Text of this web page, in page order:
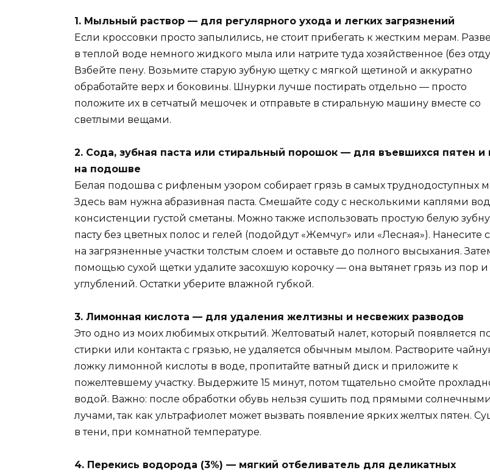
1. Мыльный раствор — для регулярного ухода и легких загрязнений
Если кроссовки просто запылились, не стоит прибегать к жестким мерам.
в теплой воде немного жидкого мыла или натрите туда хозяйственное (без
Взбейте пену. Возьмите старую зубную щетку с мягкой щетиной и аккуратно
обработайте верх и боковины. Шнурки лучше постирать отдельно — просто
положите их в сетчатый мешочек и отправьте в стиральную машину вместе со
светлыми вещами.
2. Сода, зубная паста или стиральный порошок — для въевшихся пятен и
на подошве
Белая подошва с рифленым узором собирает грязь в самых труднодоступных
Здесь вам нужна абразивная паста. Смешайте соду с несколькими каплями
консистенции густой сметаны. Можно также использовать простую белую
пасту без цветных полос и гелей (подойдут «Жемчуг» или «Лесная»). Нанесите
на загрязненные участки толстым слоем и оставьте до полного высыхания.
помощью сухой щетки удалите засохшую корочку — она вытянет грязь из пор и
углублений. Остатки уберите влажной губкой.
3. Лимонная кислота — для удаления желтизны и несвежих разводов
Это одно из моих любимых открытий. Желтоватый налет, который появляется
стирки или контакта с грязью, не удаляется обычным мылом. Растворите
ложку лимонной кислоты в воде, пропитайте ватный диск и приложите к
пожелтевшему участку. Выдержите 15 минут, потом тщательно смойте
водой. Важно: после обработки обувь нельзя сушить под прямыми солнечными
лучами, так как ультрафиолет может вызвать появление ярких желтых пятен.
в тени, при комнатной температуре.
4. Перекись водорода (3%) — мягкий отбеливатель для деликатных